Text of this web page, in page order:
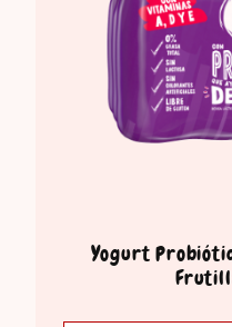
Yogurt